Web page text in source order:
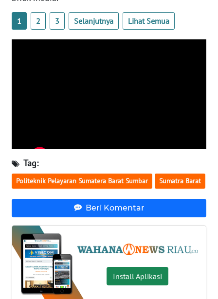
1 2 3 Selanjutnya Lihat Semua
Tag:
Politeknik Pelayaran Sumatera Barat Sumbar Sumatra Barat
Beri Komentar
Install Aplikasi
LAMPUNG
WN
WN
JATIM
WN
KALBAR
WN
KALTENG
WN